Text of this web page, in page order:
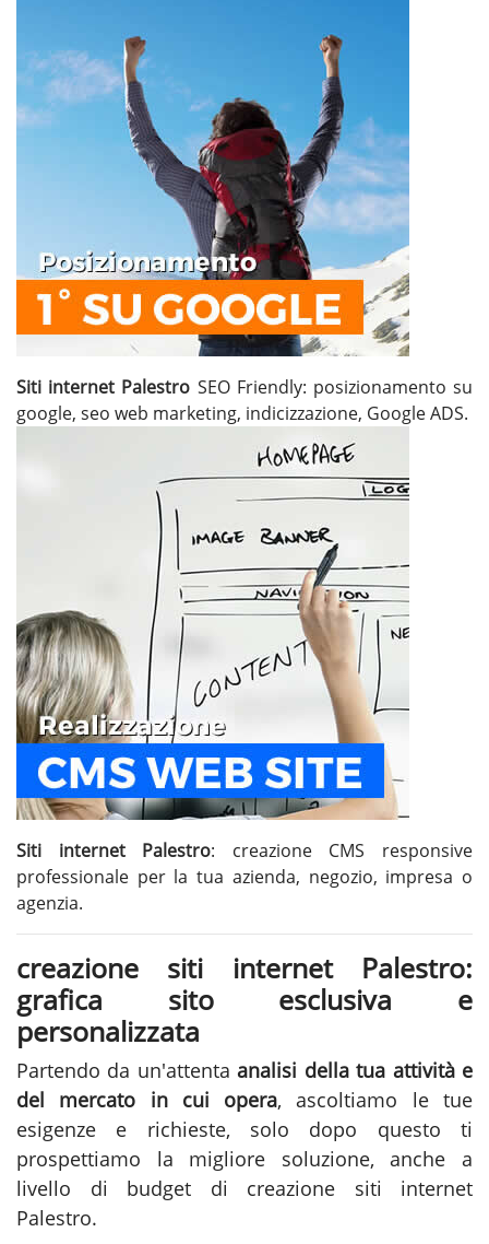
Siti internet Palestro SEO Friendly: posizionamento su
google, seo web marketing, indicizzazione, Google ADS.
Siti internet Palestro: creazione CMS responsive
professionale per la tua azienda, negozio, impresa o
agenzia.
creazione siti internet Palestro:
grafica sito esclusiva e
personalizzata
Partendo da un'attentaanalisi della tua attività e
del mercato in cui opera, ascoltiamo le tue
esigenze e richieste, solo dopo questo ti
prospettiamo la migliore soluzione, anche a
livello di budget di creazione siti internet
Palestro.